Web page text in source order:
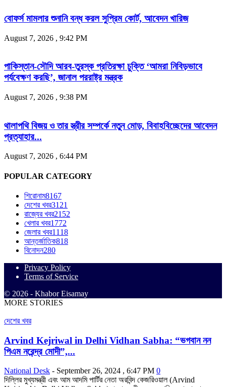
বোফর্স মামলার শুনানি বন্ধ করল সুপ্রিম কোর্ট, আবেদন খারিজ
August 7, 2026 , 9:42 PM
পাকিস্তান-সৌদি আরব-তুরস্ক প্রতিরক্ষা চুক্তি ‘আমরা নিবিড়ভাবে
পর্যবেক্ষণ করছি’, জানাল পররাষ্ট্র মন্ত্রক
August 7, 2026 , 9:38 PM
থালাপথি বিজয় ও তার স্ত্রীর সম্পর্কে নতুন মোড়, বিবাহবিচ্ছেদের আবেদন
প্রত্যাহার...
August 7, 2026 , 6:44 PM
POPULAR CATEGORY
শিরোনাম8167
দেশের খবর3121
রাজ্যের খবর2152
খেলার খবর1772
জেলার খবর1118
আন্তর্জাতিক818
বিনোদন280
Privacy Policy
Terms of Service
© 2026 - Khabor Eisamay
MORE STORIES
দেশের খবর
Arvind Kejriwal in Delhi Vidhan Sabha: “ভগবান নন
পিএম নরেন্দ্র মোদী”,...
National Desk - September 26, 2024 , 6:47 PM 0
দিল্লির মুখ্যমন্ত্রী এবং আম আদমি পার্টির নেতা অরবিন্দ কেজরিওয়াল (Arvind